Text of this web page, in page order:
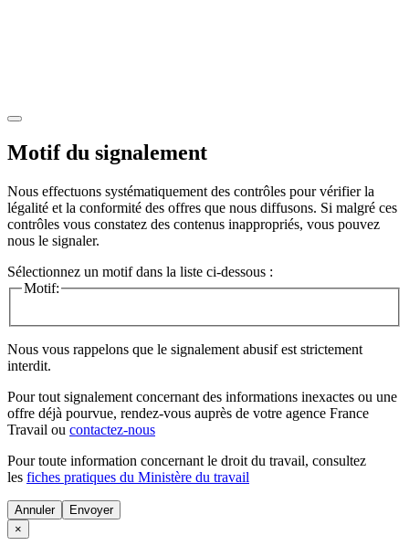
Motif du signalement
Nous effectuons systématiquement des contrôles pour vérifier la
légalité et la conformité des offres que nous diffusons. Si malgré ces
contrôles vous constatez des contenus inappropriés, vous pouvez
nous le signaler.
Sélectionnez un motif dans la liste ci-dessous :
Motif:
Nous vous rappelons que le signalement abusif est strictement
interdit.
Pour tout signalement concernant des informations inexactes ou une
offre déjà pourvue, rendez-vous auprès de votre agence France
Travail ou contactez-nous
Pour toute information concernant le droit du travail, consultez
les fiches pratiques du Ministère du travail
Annuler
×